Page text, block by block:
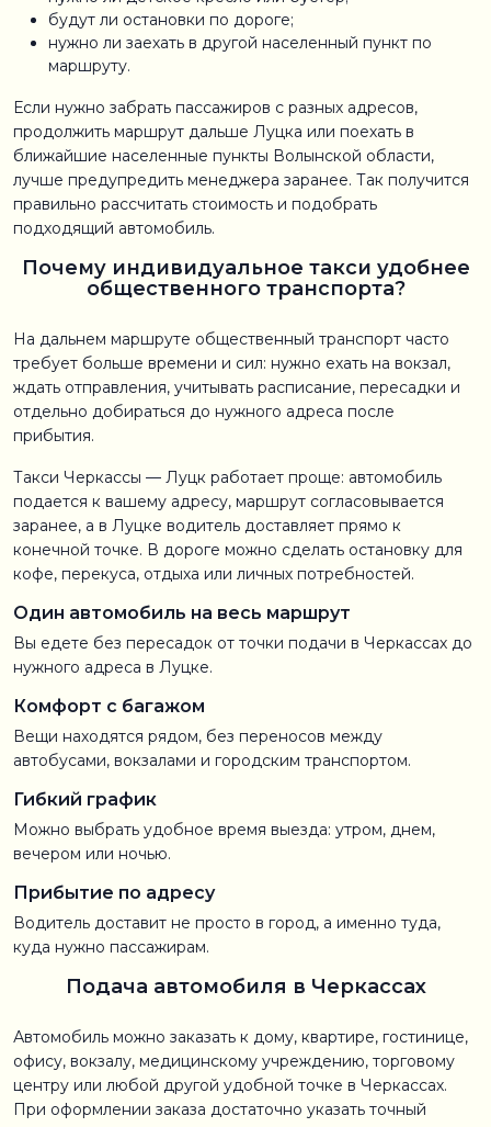
будут ли остановки по дороге;
нужно ли заехать в другой населенный пункт по
маршруту.
Если нужно забрать пассажиров с разных адресов,
продолжить маршрут дальше Луцка или поехать в
ближайшие населенные пункты Волынской области,
лучше предупредить менеджера заранее. Так получится
правильно рассчитать стоимость и подобрать
подходящий автомобиль.
Почему индивидуальное такси удобнее
общественного транспорта?
На дальнем маршруте общественный транспорт часто
требует больше времени и сил: нужно ехать на вокзал,
ждать отправления, учитывать расписание, пересадки и
отдельно добираться до нужного адреса после
прибытия.
Такси Черкассы — Луцк работает проще: автомобиль
подается к вашему адресу, маршрут согласовывается
заранее, а в Луцке водитель доставляет прямо к
конечной точке. В дороге можно сделать остановку для
кофе, перекуса, отдыха или личных потребностей.
Один автомобиль на весь маршрут
Вы едете без пересадок от точки подачи в Черкассах до
нужного адреса в Луцке.
Комфорт с багажом
Вещи находятся рядом, без переносов между
автобусами, вокзалами и городским транспортом.
Гибкий график
Можно выбрать удобное время выезда: утром, днем,
вечером или ночью.
Прибытие по адресу
Водитель доставит не просто в город, а именно туда,
куда нужно пассажирам.
Подача автомобиля в Черкассах
Автомобиль можно заказать к дому, квартире, гостинице,
офису, вокзалу, медицинскому учреждению, торговому
центру или любой другой удобной точке в Черкассах.
При оформлении заказа достаточно указать точный